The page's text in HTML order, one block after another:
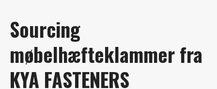
Sourcing
møbelhæfteklammer fra
KYA FASTENERS